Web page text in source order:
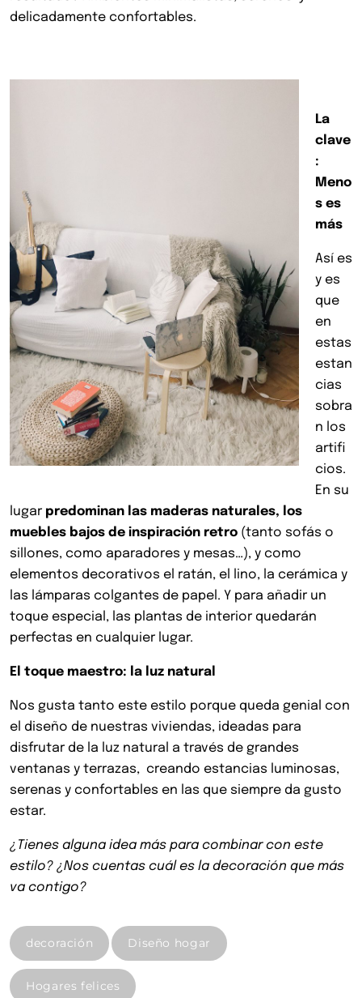
delicadamente confortables.
La
clave
:
Meno
s es
más
Así es
y es
que
en
estas
estan
cias
sobra
n los
artifi
cios.
En su
lugar predominan las maderas naturales, los
muebles bajos de inspiración retro (tanto sofás o
sillones, como aparadores y mesas…), y como
elementos decorativos el ratán, el lino, la cerámica y
las lámparas colgantes de papel. Y para añadir un
toque especial, las plantas de interior quedarán
perfectas en cualquier lugar.
El toque maestro: la luz natural
Nos gusta tanto este estilo porque queda genial con
el diseño de nuestras viviendas, ideadas para
disfrutar de la luz natural a través de grandes
ventanas y terrazas, creando estancias luminosas,
serenas y confortables en las que siempre da gusto
estar.
¿Tienes alguna idea más para combinar con este
estilo? ¿Nos cuentas cuál es la decoración que más
va contigo?
decoración Diseño hogar
Hogares felices